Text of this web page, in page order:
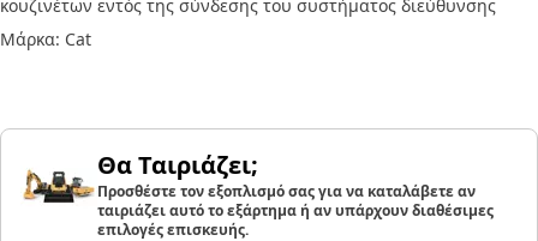
κουζινέτων εντός της σύνδεσης του συστήματος διεύθυνσης
Μάρκα: Cat
Θα Ταιριάζει;
Προσθέστε τον εξοπλισμό σας για να καταλάβετε αν
ταιριάζει αυτό το εξάρτημα ή αν υπάρχουν διαθέσιμες
επιλογές επισκευής.